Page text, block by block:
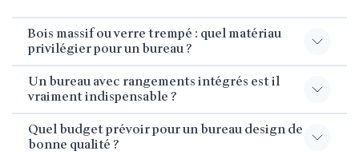
Bois massif ou verre trempé : quel matériau
privilégier pour un bureau ?
Un bureau avec rangements intégrés est il
vraiment indispensable ?
Quel budget prévoir pour un bureau design de
bonne qualité ?